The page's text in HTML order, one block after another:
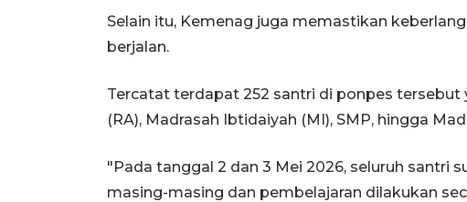
Selain itu, Kemenag juga memastikan
berjalan.
Tercatat terdapat 252 santri di ponpes
(RA), Madrasah Ibtidaiyah (MI), SMP, hingga
"Pada tanggal 2 dan 3 Mei 2026, seluruh santri
masing-masing dan pembelajaran dilakukan